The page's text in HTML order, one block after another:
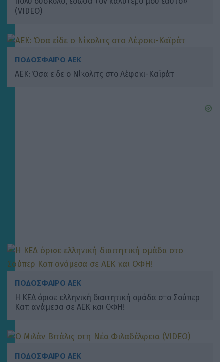
(VIDEO)
ΠΟΔΟΣΦΑΙΡΟ ΑΕΚ
ΑΕΚ: Όσα είδε ο Νίκολιτς στο Λέφσκι-Καϊράτ
ΠΟΔΟΣΦΑΙΡΟ ΑΕΚ
Η ΚΕΔ όρισε ελληνική διαιτητική ομάδα στο Σούπερ
Καπ ανάμεσα σε ΑΕΚ και ΟΦΗ!
ΠΟΔΟΣΦΑΙΡΟ ΑΕΚ